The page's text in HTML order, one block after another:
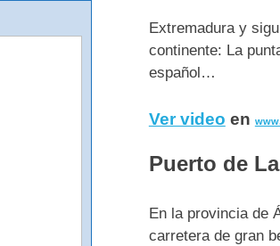
Extremadura y
continente: La
español…
Ver video en
Puerto de
En la provincia de
carretera de gran